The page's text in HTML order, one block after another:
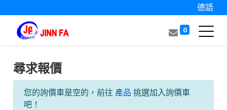
0
德語
尋求報價
您的詢價車是空的，前往 產品 挑選加入詢價車
吧！